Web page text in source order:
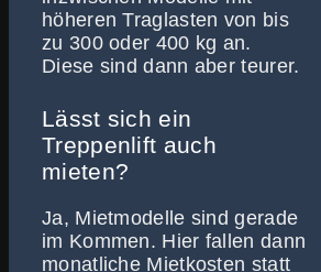
höheren Traglasten von bis
zu 300 oder 400 kg an.
Diese sind dann aber teurer.
Lässt sich ein
Treppenlift auch
mieten?
Ja, Mietmodelle sind gerade
im Kommen. Hier fallen dann
monatliche Mietkosten statt